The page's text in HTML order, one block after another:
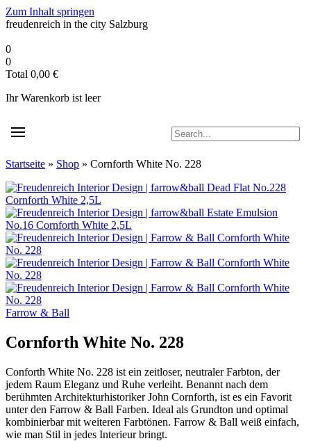
Zum Inhalt springen
freudenreich in the city Salzburg
0
0
Total 0,00 €
Ihr Warenkorb ist leer
Startseite » Shop » Cornforth White No. 228
Farrow & Ball
Cornforth White No. 228
Conforth White No. 228 ist ein zeitloser, neutraler Farbton, der
jedem Raum Eleganz und Ruhe verleiht. Benannt nach dem
berühmten Architekturhistoriker John Cornforth, ist es ein Favorit
unter den Farrow & Ball Farben. Ideal als Grundton und optimal
kombinierbar mit weiteren Farbtönen. Farrow & Ball weiß einfach,
wie man Stil in jedes Interieur bringt.